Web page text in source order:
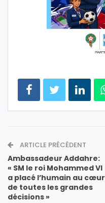
ARTICLE PRÉCÉDENT
Ambassadeur Addahre:
« SM le roi Mohammed VI
a placé l’humain au cœur
de toutes les grandes
décisions »